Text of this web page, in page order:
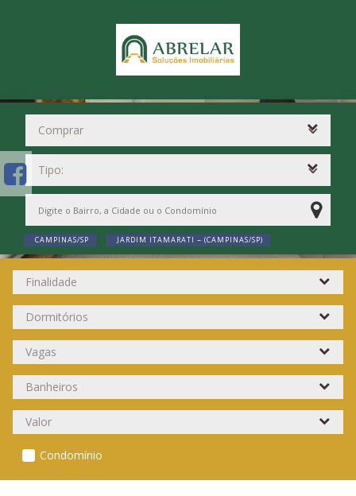
CAMPINAS/SP JARDIM ITAMARATI ~ (CAMPINAS/SP)
Condomínio